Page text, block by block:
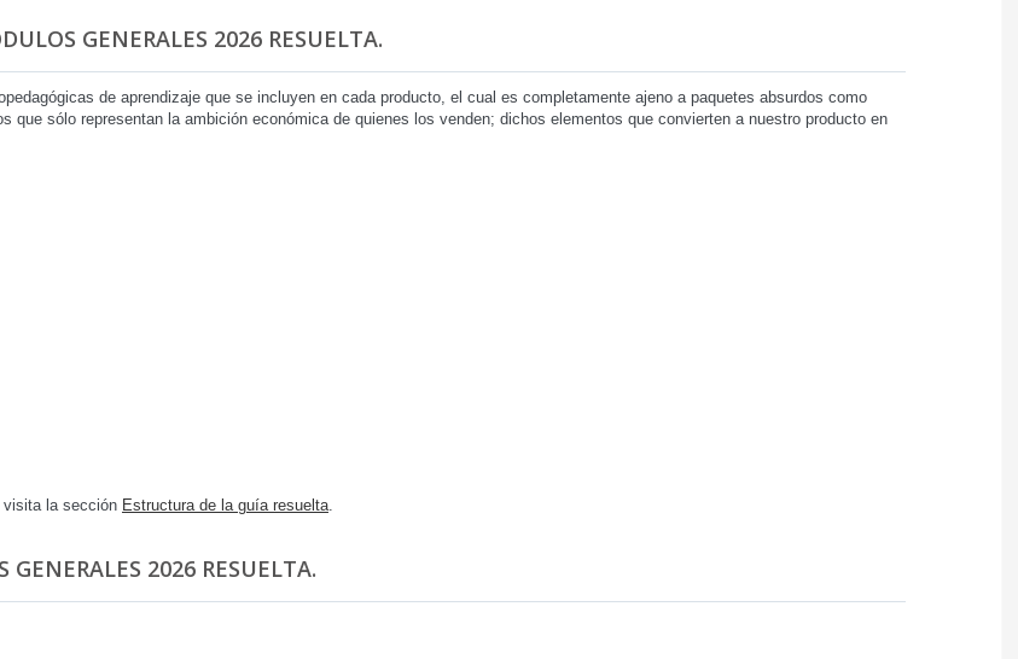
GENERALES 2026 RESUELTA.
de aprendizaje que se incluyen en cada producto, el cual es completamente ajeno a paquetes absurdos como
sólo representan la ambición económica de quienes los venden; dichos elementos que convierten a nuestro producto en
visita la sección Estructura de la guía resuelta.
2026 RESUELTA.